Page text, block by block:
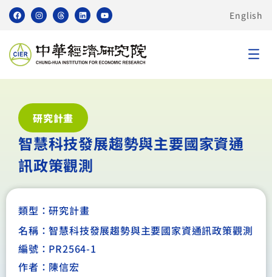
English
研究計畫
智慧科技發展趨勢與主要國家資通
訊政策觀測
類型：研究計畫
名稱：智慧科技發展趨勢與主要國家資通訊政策觀測
編號：PR2564-1
作者：陳信宏